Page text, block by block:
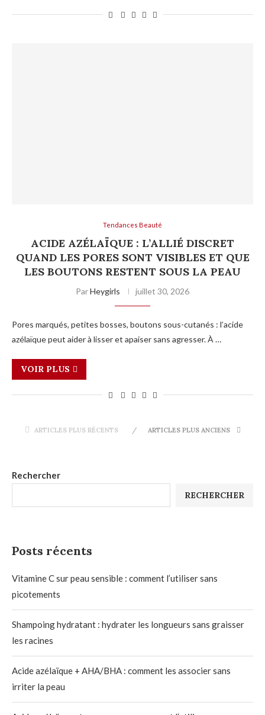
Tendances Beauté
ACIDE AZÉLAÏQUE : L’ALLIÉ DISCRET
QUAND LES PORES SONT VISIBLES ET QUE
LES BOUTONS RESTENT SOUS LA PEAU
ParHeygirls juillet 30, 2026
Pores marqués, petites bosses, boutons sous-cutanés : l’acide
azélaïque peut aider à lisser et apaiser sans agresser. À …
VOIR PLUS
ARTICLES PLUS RÉCENTS ARTICLES PLUS ANCIENS
Rechercher
RECHERCHER
Posts récents
Vitamine C sur peau sensible : comment l’utiliser sans
picotements
Shampoing hydratant : hydrater les longueurs sans graisser
les racines
Acide azélaïque + AHA/BHA : comment les associer sans
irriter la peau